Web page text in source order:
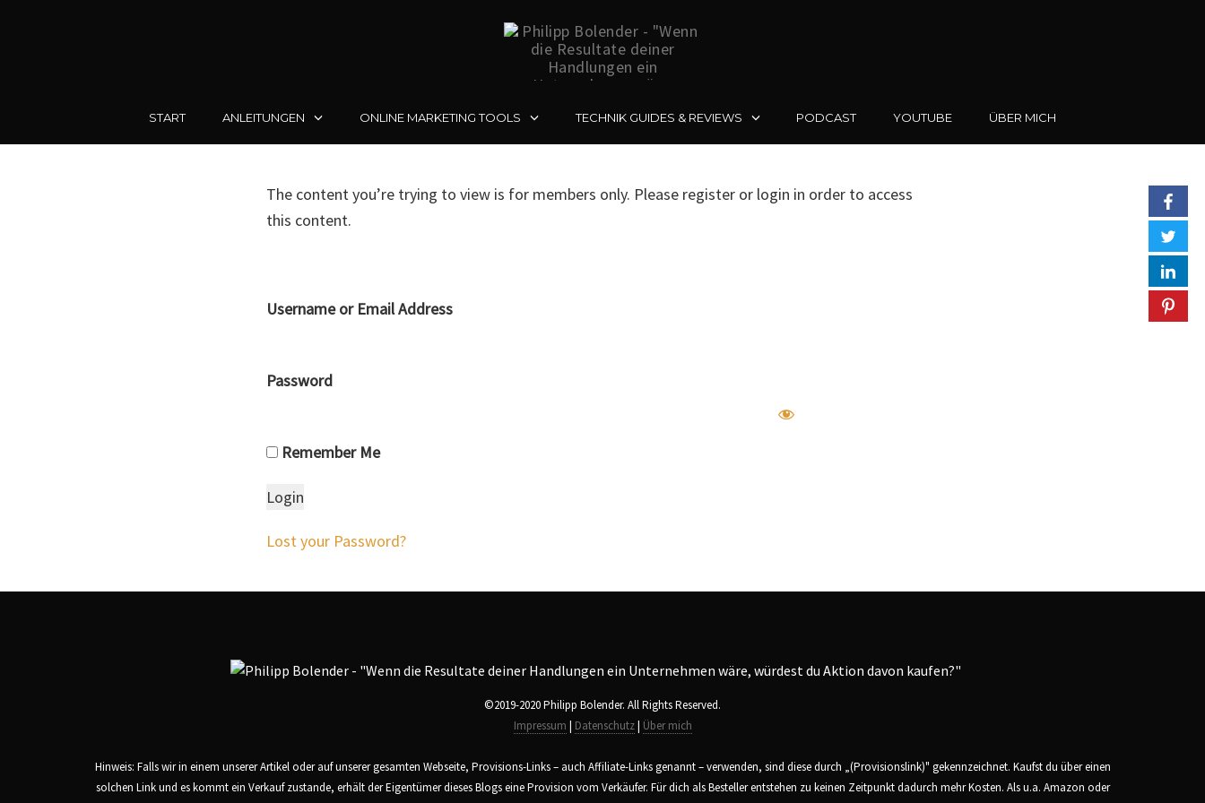
START ANLEITUNGEN ONLINE MARKETING TOOLS TECHNIK GUIDES & REVIEWS PODCAST YOUTUBE ÜBER MICH
The content you’re trying to view is for members only. Please register or login in order to access
this content.
Username or Email Address
Password
Remember Me
Lost your Password?
©2019-2020 Philipp Bolender. All Rights Reserved.
Impressum | Datenschutz| Über mich
Hinweis: Falls wir in einem unserer Artikel oder auf unserer gesamten Webseite, Provisions-Links – auch Affiliate-Links genannt – verwenden, sind diese durch „(Provisionslink)" gekennzeichnet. Kaufst du über einen
solchen Link und es kommt ein Verkauf zustande, erhält der Eigentümer dieses Blogs eine Provision vom Verkäufer. Für dich als Besteller entstehen zu keinen Zeitpunkt dadurch mehr Kosten. Als u.a. Amazon oder